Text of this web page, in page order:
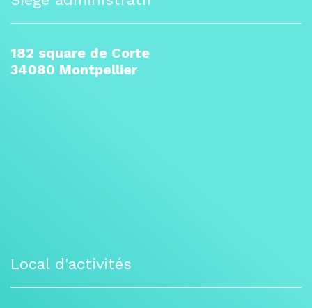
182 square de Corte
34080 Montpellier
Local d'activités